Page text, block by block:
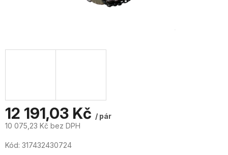
12 191,03 Kč / pár
10 075,23 Kč bez DPH
cena:
Kód: 317432430724